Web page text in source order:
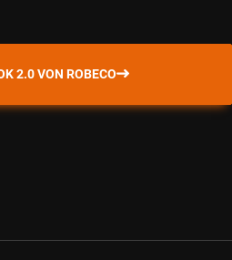
2.0 VON ROBECO